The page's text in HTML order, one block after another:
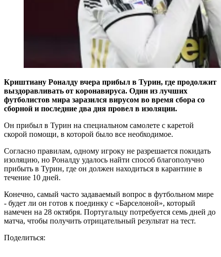
Криштиану Роналду вчера прибыл в Турин, где продолжит
выздоравливать от коронавируса. Один из лучших
футболистов мира заразился вирусом во время сбора со
сборной и последние два дня провел в изоляции.
Он прибыл в Турин на специальном самолете с каретой
скорой помощи, в которой было все необходимое.
Согласно правилам, одному игроку не разрешается покидать
изоляцию, но Роналду удалось найти способ благополучно
прибыть в Турин, где он должен находиться в карантине в
течение 10 дней.
Конечно, самый часто задаваемый вопрос в футбольном мире
- будет ли он готов к поединку с «Барселоной», который
намечен на 28 октября. Португальцу потребуется семь дней до
матча, чтобы получить отрицательный результат на тест.
Поделиться: